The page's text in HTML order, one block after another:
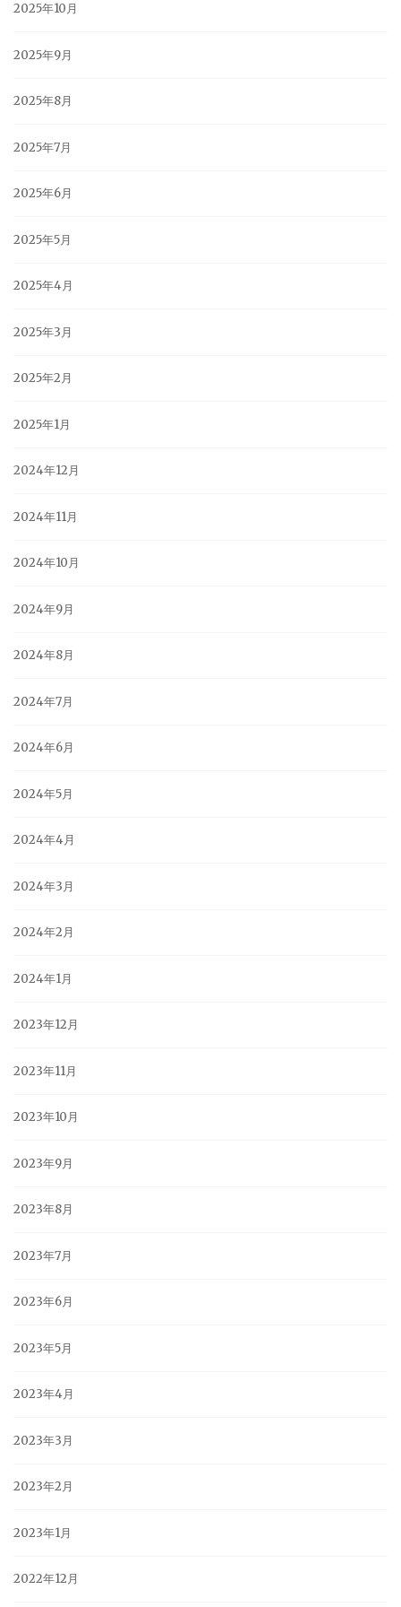
2025年10月
2025年9月
2025年8月
2025年7月
2025年6月
2025年5月
2025年4月
2025年3月
2025年2月
2025年1月
2024年12月
2024年11月
2024年10月
2024年9月
2024年8月
2024年7月
2024年6月
2024年5月
2024年4月
2024年3月
2024年2月
2024年1月
2023年12月
2023年11月
2023年10月
2023年9月
2023年8月
2023年7月
2023年6月
2023年5月
2023年4月
2023年3月
2023年2月
2023年1月
2022年12月